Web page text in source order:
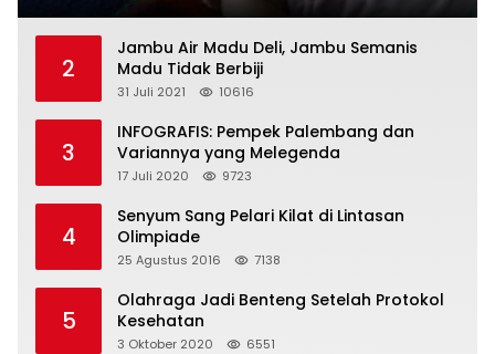
2
Jambu Air Madu Deli, Jambu Semanis
Madu Tidak Berbiji
31 Juli 2021 10616
3
INFOGRAFIS: Pempek Palembang dan
Variannya yang Melegenda
17 Juli 2020 9723
4
Senyum Sang Pelari Kilat di Lintasan
Olimpiade
25 Agustus 2016 7138
5
Olahraga Jadi Benteng Setelah Protokol
Kesehatan
3 Oktober 2020 6551